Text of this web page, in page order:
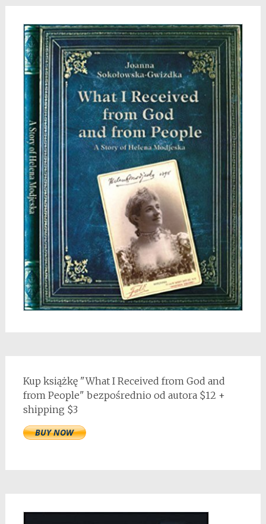
Kup książkę "What I Received from God and
from People" bezpośrednio od autora $12 +
shipping $3